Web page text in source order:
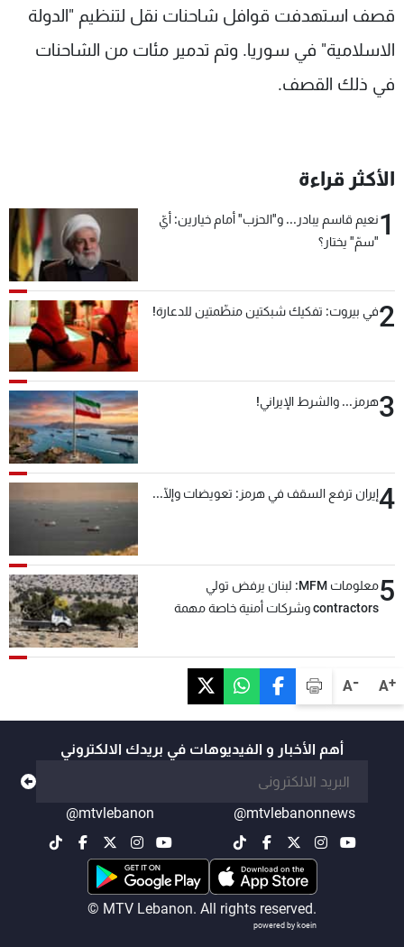
A+
A-
قصف استهدفت قوافل شاحنات نقل لتنظيم "الدولة
الاسلامية" في سوريا. وتم تدمير مئات من الشاحنات
في ذلك القصف.
الأكثر قراءة
1نعيم قاسم يبادر... و"الحزب" أمام خيارين: أيّ
"سمّ" يختار؟
2في بيروت: تفكيك شبكتين منظّمتين للدعارة!
3هرمز... والشرط الإيراني!
4إيران ترفع السقف في هرمز: تعويضات وإلّا...
5
معلومات MFM: لبنان يرفض تولي
contractors وشركات أمنية خاصة مهمة
أهم الأخبار و الفيديوهات في بريدك الالكتروني
@mtvlebanonnews
@mtvlebanon
© MTV Lebanon. All rights reserved.
powered by koein